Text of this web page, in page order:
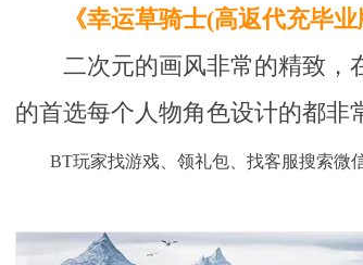
《幸运草骑士(高返代充毕
二次元的画风非常的精致，
的首选每个人物角色设计的都
BT玩家找游戏、领礼包、找客服搜索微